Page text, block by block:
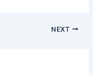
NEXT